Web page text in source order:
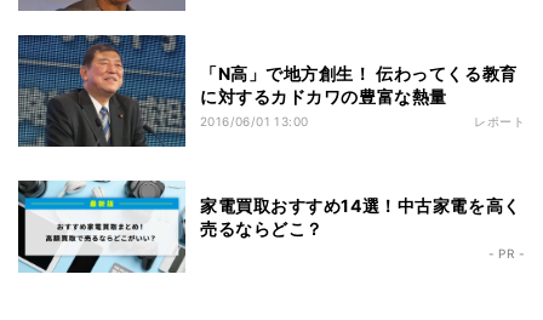
「N高」で地方創生！ 伝わってくる教育
に対するカドカワの豊富な熱量
2016/06/01 13:00 レポート
家電買取おすすめ14選！中古家電を高く
売るならどこ？
- PR -